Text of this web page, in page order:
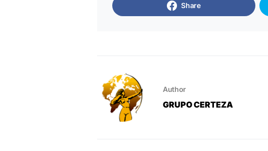
Share
Author
GRUPO CERTEZA